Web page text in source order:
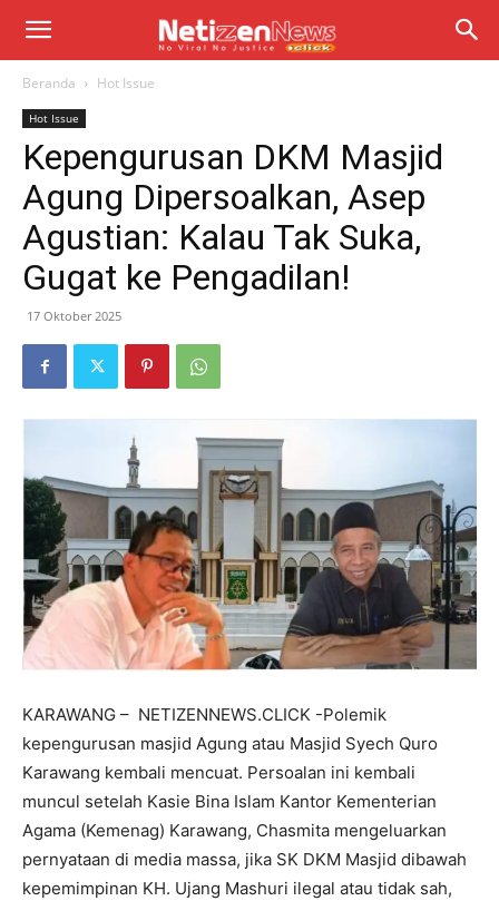
Beranda Hot Issue
Hot Issue
Kepengurusan DKM Masjid
Agung Dipersoalkan, Asep
Agustian: Kalau Tak Suka,
Gugat ke Pengadilan!
17 Oktober 2025
KARAWANG – NETIZENNEWS.CLICK -Polemik
kepengurusan masjid Agung atau Masjid Syech Quro
Karawang kembali mencuat. Persoalan ini kembali
muncul setelah Kasie Bina Islam Kantor Kementerian
Agama (Kemenag) Karawang, Chasmita mengeluarkan
pernyataan di media massa, jika SK DKM Masjid dibawah
kepemimpinan KH. Ujang Mashuri ilegal atau tidak sah,